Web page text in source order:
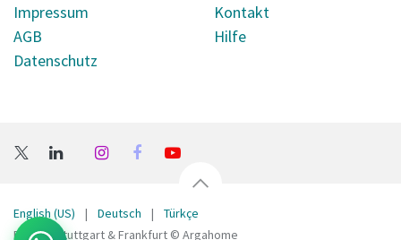
Impressum
AGB
Datenschutz
Kontakt
Hilfe
Bellona Stuttgart & Frankfurt © Argahome
English (US) | Deutsch | Türkçe